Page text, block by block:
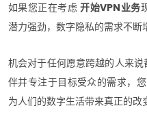
如果您正在考虑开始VPN业务
潜力强劲，数字隐私的需求不断
机会对于任何愿意跨越的人来
伴并专注于目标受众的需求，
为人们的数字生活带来真正的改